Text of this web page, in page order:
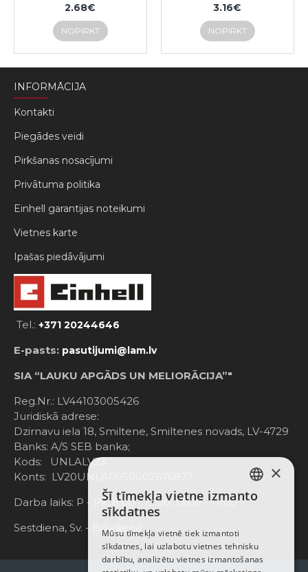
2.68€
NOPIRKT
3.16€
NOPIRKT
INFORMĀCIJA
Kontakti
Piegādes veidi
Pirkšanas nosacījumi
Privātuma politika
Einhell garantijas noteikumi
Vietnes karte
Ipašas piedāvājumi
Tel.: +371 20244646
E-pasts: pasutijumi@lam.lv
SIA “LAUKU APGĀDS UN MELIORĀCIJA”"
Reg.Nr.: LV44103005426
Juridiskā adrese:
Dzirnavu iela 18, Smiltene, Smiltenes novads, LV-4729
Banks: A/S SEB banka;
Kods: UNLALV2X
Konts: LV20UNLA0050007676877
Darba laiks: P - Pk. 8:00 - 12:00; 13:00 - 17:00
Sestdiena, Sv. - Brīvdiena
LATVIAN
ENGLISH
×
Šī tīmekļa vietne izmanto
sīkdatnes
Mūsu tīmekļa vietnē tiek izmantoti
sīkdatnes, lai uzlabotu vietnes tehnisku
darbību, analizētu vietnes izmantošanas